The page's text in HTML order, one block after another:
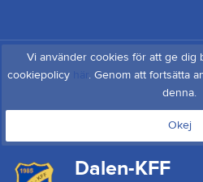
Vi använder cookies för att ge dig
cookiepolicy
. Genom att fortsätta
denna.
Okej
Dalen-KFF